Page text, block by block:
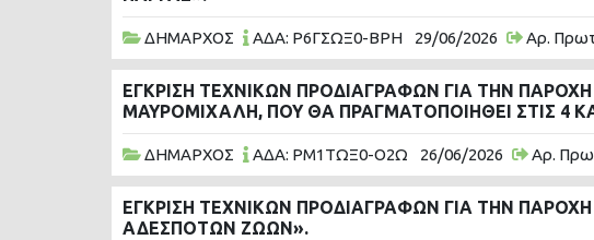
ΔΗΜΑΡΧΟΣ ΑΔΑ: Ρ6ΓΣΩΞ0-ΒΡΗ 29/06/2026 Αρ.
ΕΓΚΡΙΣΗ ΤΕΧΝΙΚΩΝ ΠΡΟΔΙΑΓΡΑΦΩΝ ΓΙΑ ΤΗΝ
ΜΑΥΡΟΜΙΧΑΛΗ, ΠΟΥ ΘΑ ΠΡΑΓΜΑΤΟΠΟΙΗΘΕΙ ΣΤΙΣ 4
ΔΗΜΑΡΧΟΣ ΑΔΑ: ΡΜ1ΤΩΞ0-Ο2Ω 26/06/2026 Αρ.
ΕΓΚΡΙΣΗ ΤΕΧΝΙΚΩΝ ΠΡΟΔΙΑΓΡΑΦΩΝ ΓΙΑ ΤΗΝ
ΑΔΕΣΠΟΤΩΝ ΖΩΩΝ».